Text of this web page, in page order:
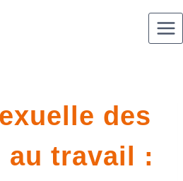
des
au travail :